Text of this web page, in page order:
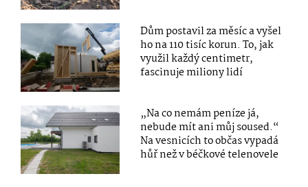
Dům postavil za měsíc a vyšel
ho na 110 tisíc korun. To, jak
využil každý centimetr,
fascinuje miliony lidí
„Na co nemám peníze já,
nebude mít ani můj soused.“
Na vesnicích to občas vypadá
hůř než v béčkové telenovele